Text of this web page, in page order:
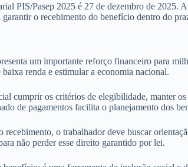
PIS/Pasep 2025 é 27 de dezembro de 2025.
o recebimento do benefício dentro do
um importante reforço financeiro para
renda e estimular a economia nacional.
cumprir os critérios de elegibilidade, manter
de pagamentos facilita o planejamento dos
recebimento, o trabalhador deve buscar
não perder esse direito garantido por lei.